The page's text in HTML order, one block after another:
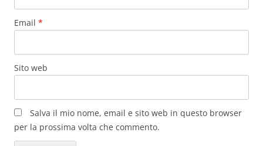
Email *
Sito web
Salva il mio nome, email e sito web in questo browser
per la prossima volta che commento.